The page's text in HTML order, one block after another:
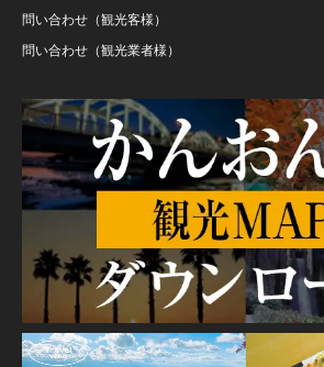
問い合わせ（観光客様）
問い合わせ（観光業者様）